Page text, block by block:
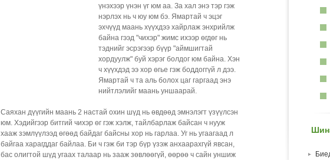
үнэхээр үнэн үг юм аа. За хал энэ тэр гэж
нэрлэх нь ч юу юм бэ. Ямартай ч эцэг
эхчүүд маань хүүхдээ хайрлаж энхрийлж
байна гээд "чихэр" жимс ихээр өгдөг нь
тэднийг эсрэгээр бүүр "аймшигтай
хордуулж" буй хэрэг болдог юм байна. Хэн
ч хүүхдэд ээ хор өгье гэж боддоггүй л дээ.
Ямартай ч та аль болох цаг гаргаад энэ
нийтлэлийг маань уншаарай.
Саяхан дүүгийн маань 2 настай охин шүд нь өвдөөд эмнэлэгт үзүүлсэн
юм. Хэдийгээр битгий чихэр өг гэж хэлж, тайлбарлаж байсан ч нууж
хааж зэмлүүлээд өгөөд байдаг байсны хор нь гарлаа. Уг нь угаагаад л
байгаа харагддаг байлаа. Би ч гэж би тэр бүр үзэж анхаарахгүй явсан,
бас олигтой шүд угаах талаар нь зааж зөвлөөгүй, өөрөө ч сайн уншиж